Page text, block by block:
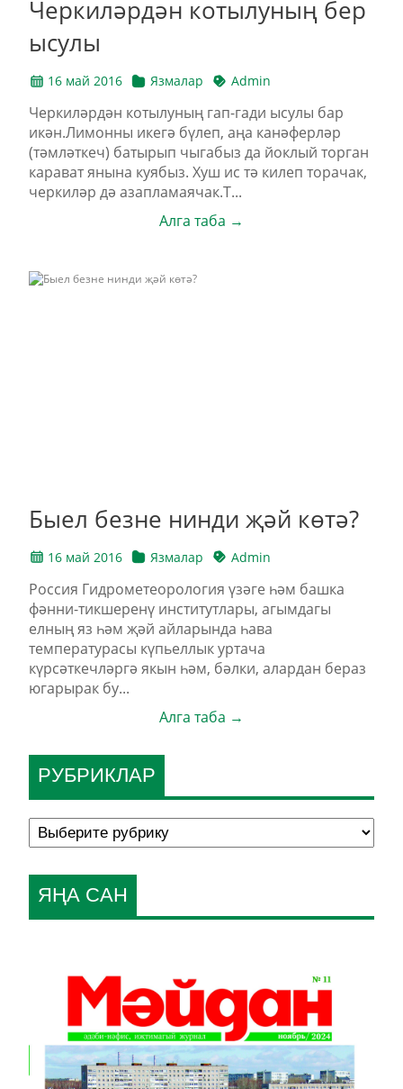
Черкиләрдән котылуның бер
ысулы
16 май 2016 Язмалар Admin
Черкиләрдән котылуның гап-гади ысулы бар
икән.Лимонны икегә бүлеп, аңа канәферләр
(тәмләткеч) батырып чыгабыз да йоклый торган
карават янына куябыз. Хуш ис тә килеп торачак,
черкиләр дә азапламаячак.Т...
Алга таба →
Быел безне нинди җәй көтә?
16 май 2016 Язмалар Admin
Россия Гидрометеорология үзәге һәм башка
фәнни-тикшеренү институтлары, агымдагы
елның яз һәм җәй айларында һава
температурасы күпьеллык уртача
күрсәткечләргә якын һәм, бәлки, алардан бераз
югарырак бу...
Алга таба →
РУБРИКЛАР
ЯҢА САН